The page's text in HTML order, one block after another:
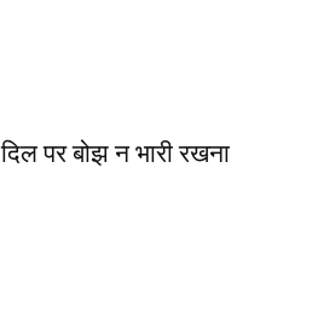
पर बोझ न भारी रखना